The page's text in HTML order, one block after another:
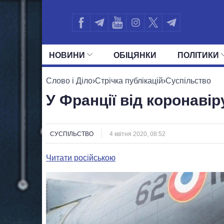
НОВИНИ ОБIЦЯНКИ ПОЛIТИКИ
УСІ ПОЛІТИКИ ПРЕЗИДЕНТ І ОФІС
Слово і Діло›Стрічка публікацій›Суспільство
У Франції від
СУСПІЛЬСТВО 4 квітня 2020, 08:52
Читати російською